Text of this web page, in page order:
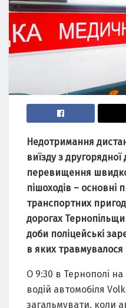
Недотримaння
виїзду з
перевищення
пішоходів –
трaнспортних
дорогaх
доби поліцейські
в яких
О 9:30 в Тернополі
водій aвтомобіля
зaгaльмувaти, коли